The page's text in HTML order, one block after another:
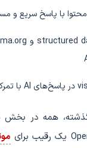
محتوا با پاسخ سریع و
همه در بخش